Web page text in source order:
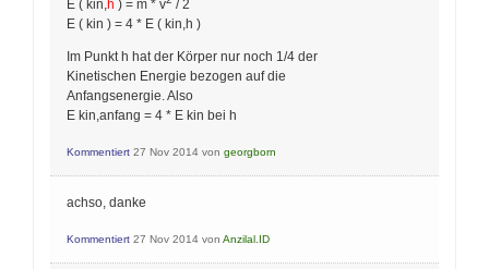
E ( kin,h ) = m * v
/ 2
E ( kin ) = 4 * E ( kin,h )
Im Punkt h hat der Körper nur noch 1/4 der
Kinetischen Energie bezogen auf die
Anfangsenergie. Also
E kin,anfang = 4 * E kin bei h
Kommentiert 27 Nov 2014 von georgborn
achso, danke
Kommentiert 27 Nov 2014 von Anzilal.ID